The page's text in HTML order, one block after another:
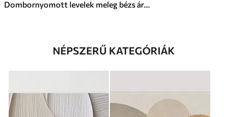
Dombornyomott levelek meleg bézs árnyalatokban
NÉPSZERŰ KATEGÓRIÁK